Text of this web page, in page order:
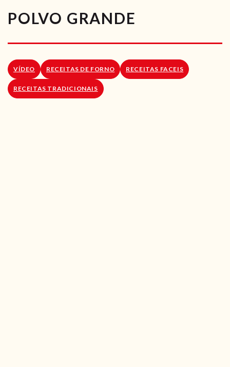
VÍDEOS
RECEITAS VEGGIE
SOBRE NÓS
LOJA ONLINE
POLVO GRANDE
VÍDEO RECEITAS DE FORNO RECEITAS FACEIS
RECEITAS TRADICIONAIS